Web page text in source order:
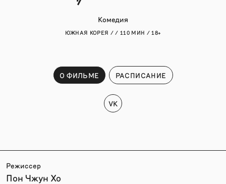
Комедия
ЮЖНАЯ КОРЕЯ / / 110 МИН / 18+
О ФИЛЬМЕ РАСПИСАНИЕ
VK
Режиссер
Пон Чжун Хо